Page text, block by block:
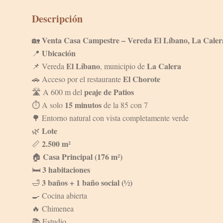
Descripción
🏡Venta Casa Campestre – Vereda El Líbano, La
📍 Ubicación
📌 Vereda El Líbano, municipio deLa Calera
🚗 Acceso por el restauranteEl Chorote
🛣️ A 600 m del peaje de Patios
⏱️ A solo 15 minutosde la 85 con 7
🌳 Entorno natural con vista completamente verde
🌿 Lote
📏 2.500 m²
🏠 Casa Principal (176 m²)
🛏️3 habitaciones
🛁 3 baños + 1 baño social (½)
🍳 Cocina abierta
🔥 Chimenea